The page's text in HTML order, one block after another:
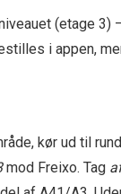
(etage
i appen,
kør ud til
mod Freixo. Tag